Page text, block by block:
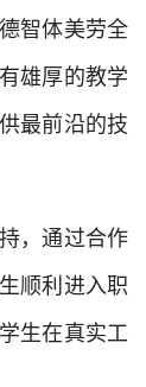
智体美劳全
雄厚的教学
最前沿的技
，通过合作
顺利进入职
生在真实工